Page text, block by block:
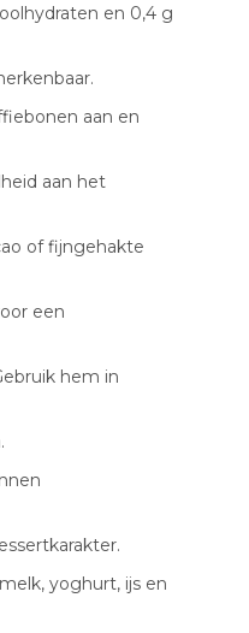
en 0,4 g
aan en
aan het
of fijngehakte
een
hem in
yoghurt, ijs en